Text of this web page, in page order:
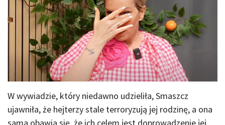
W wywiadzie, który niedawno udzieliła, Smaszcz
ujawniła, że hejterzy stale terroryzują jej rodzinę, a ona